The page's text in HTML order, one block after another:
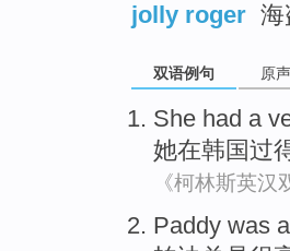
jolly roger 海
双语例句 原
She had a
她在韩国过
《柯林斯英汉
Paddy was